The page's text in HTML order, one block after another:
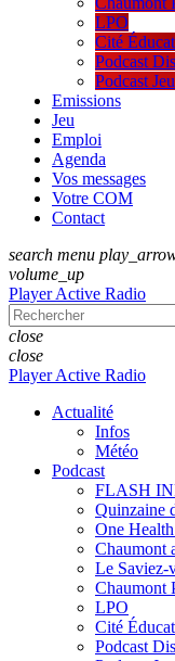
LPO
Cité
Podcast
Podcast
Emissions
Jeu
Emploi
Agenda
Vos messages
Votre COM
Contact
search menu
volume_up
Player Active Radio
close
close
Player Active Radio
Actualité
Infos
Météo
Podcast
FLASH
Quinzaine
One
Chaumont
Le Saviez-
Chaumont
LPO
Cité
Podcast